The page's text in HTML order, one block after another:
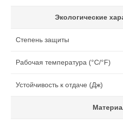
Экологические
Степень защиты
Рабочая температура (°C/°F)
Устойчивость к отдаче (Дж)